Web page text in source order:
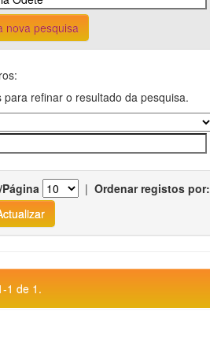
nova pesquisa
para refinar o resultado da pesquisa.
| Ordenar registos por:
1 de 1.